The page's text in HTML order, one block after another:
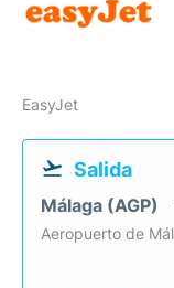
EasyJet
Salida
Málaga (AGP)
Aeropuerto de